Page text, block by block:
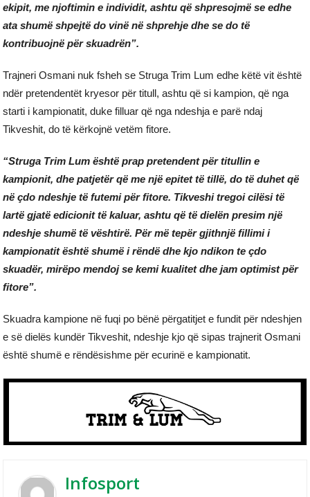
ekipit, me njoftimin e individit, ashtu që shpresojmë se edhe
ata shumë shpejtë do vinë në shprehje dhe se do të
kontribuojnë për skuadrën”.
Trajneri Osmani nuk fsheh se Struga Trim Lum edhe këtë vit është
ndër pretendentët kryesor për titull, ashtu që si kampion, që nga
starti i kampionatit, duke filluar që nga ndeshja e parë ndaj
Tikveshit, do të kërkojnë vetëm fitore.
“Struga Trim Lum është prap pretendent për titullin e
kampionit, dhe patjetër që me një epitet të tillë, do të duhet që
në çdo ndeshje të futemi për fitore. Tikveshi tregoi cilësi të
lartë gjatë edicionit të kaluar, ashtu që të dielën presim një
ndeshje shumë të vështirë. Për më tepër gjithnjë fillimi i
kampionatit është shumë i rëndë dhe kjo ndikon te çdo
skuadër, mirëpo mendoj se kemi kualitet dhe jam optimist për
fitore”.
Skuadra kampione në fuqi po bënë përgatitjet e fundit për ndeshjen
e së dielës kundër Tikveshit, ndeshje kjo që sipas trajnerit Osmani
është shumë e rëndësishme për ecurinë e kampionatit.
Infosport